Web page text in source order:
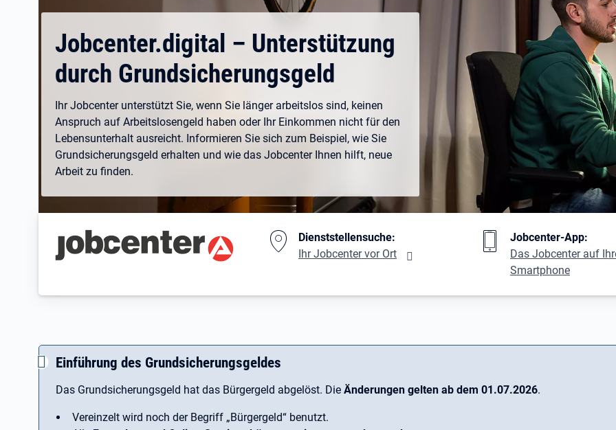
Jobcenter.digital – Unterstützung
durch Grundsicherungsgeld
Ihr Jobcenter unterstützt Sie, wenn Sie länger arbeitslos sind, keinen
Anspruch auf Arbeitslosengeld haben oder Ihr Einkommen nicht für den
Lebensunterhalt ausreicht. Informieren Sie sich zum Beispiel, wie Sie
Grundsicherungsgeld erhalten und wie das Jobcenter Ihnen hilft, neue
Arbeit zu finden.
Branding-Bereich BeschreibungDienststellensuche:
Ihr Jobcenter vor Ort
Jobcenter-App:
Das Jobcenter auf
Smartphone
Einführung des Grundsicherungsgeldes
Das Grundsicherungsgeld hat das Bürgergeld abgelöst. Die Änderungen gelten ab dem 01.07.2026.
Vereinzelt wird noch der Begriff ­„Bürgergeld“ benutzt.